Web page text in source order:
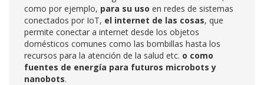
como por ejemplo, para su uso en redes de sistemas
conectados por IoT, el internet de las cosas, que
permite conectar a internet desde los objetos
domésticos comunes como las bombillas hasta los
recursos para la atención de la salud etc. o como
fuentes de energía para futuros microbots y
nanobots.